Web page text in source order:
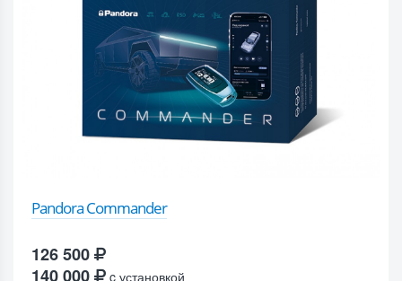
Pandora Commander
126 500
140 000
c установкой